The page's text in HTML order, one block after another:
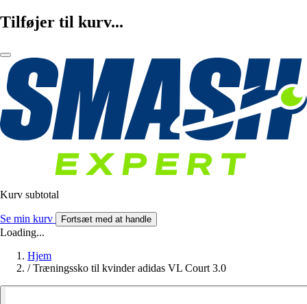
Tilføjer til kurv...
Kurv subtotal
Se min kurv Fortsæt med at handle
Loading...
Hjem
/ Træningssko til kvinder adidas VL Court 3.0